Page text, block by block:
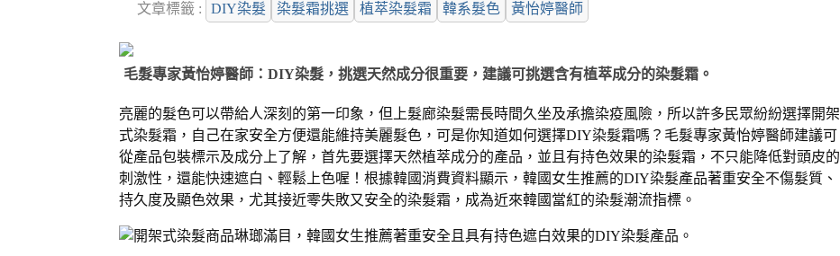
文章標籤 : DIY染髮 染髮霜挑選 植萃染髮霜 韓系髮色 黃怡婷醫師
毛髮專家黃怡婷醫師：DIY染髮，挑選天然成分很重要，建議可挑選含有植萃成分的染髮霜。
亮麗的髮色可以帶給人深刻的第一印象，但上髮廊染髮需長時間久坐及承擔染疫風險，所以許多民眾紛紛選擇開架
式染髮霜，自己在家安全方便還能維持美麗髮色，可是你知道如何選擇DIY染髮霜嗎？毛髮專家黃怡婷醫師建議可
從產品包裝標示及成分上了解，首先要選擇天然植萃成分的產品，並且有持色效果的染髮霜，不只能降低對頭皮的
刺激性，還能快速遮白、輕鬆上色喔！根據韓國消費資料顯示，韓國女生推薦的DIY染髮產品著重安全不傷髮質、
持久度及顯色效果，尤其接近零失敗又安全的染髮霜，成為近來韓國當紅的染髮潮流指標。